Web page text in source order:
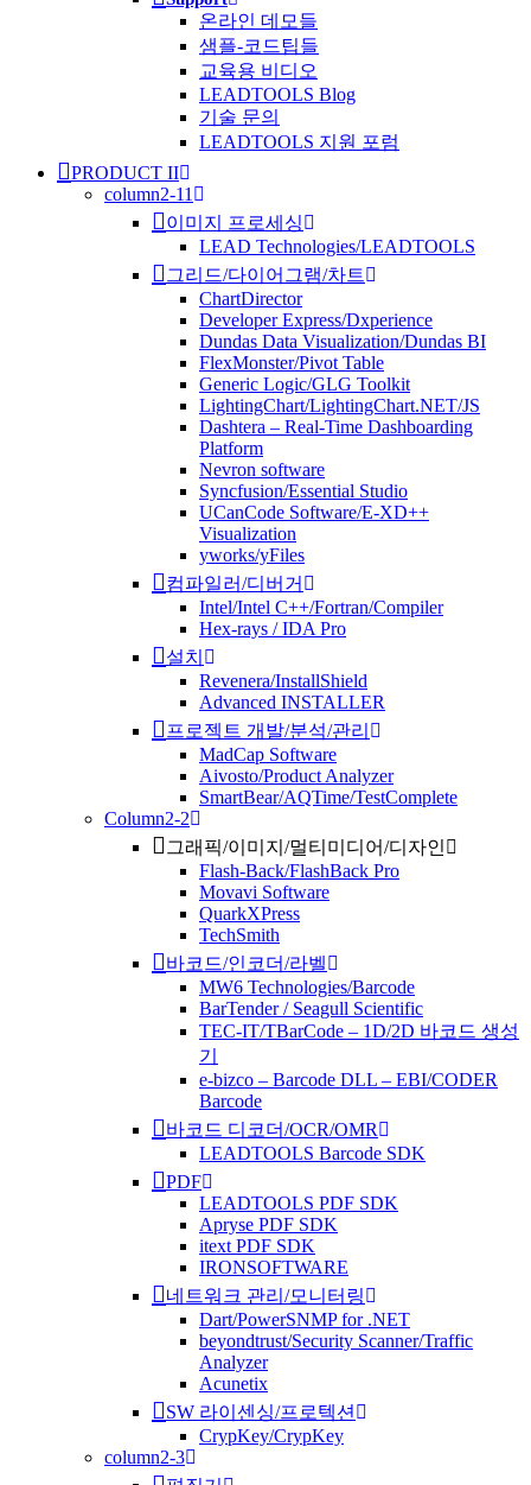
온라인 데모들
샘플-코드팁들
교육용 비디오
LEADTOOLS Blog
기술 문의
LEADTOOLS 지원 포럼
PRODUCT II
column2-11
이미지 프로세싱
LEAD Technologies/LEADTOOLS
그리드/다이어그램/차트
ChartDirector
Developer Express/Dxperience
Dundas Data Visualization/Dundas BI
FlexMonster/Pivot Table
Generic Logic/GLG Toolkit
LightingChart/LightingChart.NET/JS
Dashtera – Real-Time Dashboarding
Platform
Nevron software
Syncfusion/Essential Studio
UCanCode Software/E-XD++
Visualization
yworks/yFiles
컴파일러/디버거
Intel/Intel C++/Fortran/Compiler
Hex-rays / IDA Pro
설치
Revenera/InstallShield
Advanced INSTALLER
프로젝트 개발/분석/관리
MadCap Software
Aivosto/Product Analyzer
SmartBear/AQTime/TestComplete
Column2-2
그래픽/이미지/멀티미디어/디자인
Flash-Back/FlashBack Pro
Movavi Software
QuarkXPress
TechSmith
바코드/인코더/라벨
MW6 Technologies/Barcode
BarTender / Seagull Scientific
TEC-IT/TBarCode – 1D/2D 바코드 생성
기
e-bizco – Barcode DLL – EBI/CODER
Barcode
바코드 디코더/OCR/OMR
LEADTOOLS Barcode SDK
PDF
LEADTOOLS PDF SDK
Apryse PDF SDK
itext PDF SDK
IRONSOFTWARE
네트워크 관리/모니터링
Dart/PowerSNMP for .NET
beyondtrust/Security Scanner/Traffic
Analyzer
Acunetix
SW 라이센싱/프로텍션
CrypKey/CrypKey
column2-3